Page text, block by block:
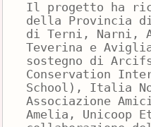
Il progetto ha
della Provincia
di Terni, Narni,
Teverina e
sostegno di
Conservation
School), Italia
Associazione
Amelia, Unicoop